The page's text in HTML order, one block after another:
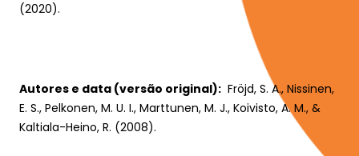
Teste a sua mente
(2020).
Autores e data (versão original):
  Fröjd, S. A., Nissinen,
E. S., Pelkonen, M. U. I., Marttunen, M. J., Koivisto, A. M., &
Kaltiala-Heino, R. (2008).